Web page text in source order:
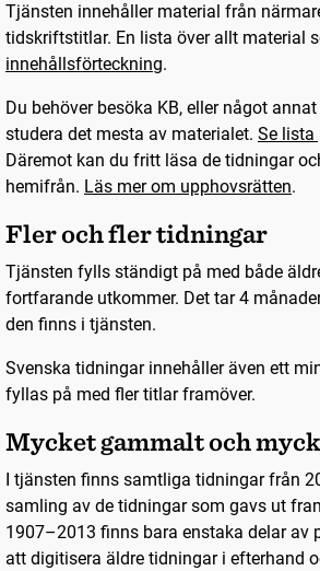
Tjänsten innehåller material från
tidskriftstitlar. En lista över allt material
innehållsförteckning.
Du behöver besöka KB, eller något
studera det mesta av materialet. Se lista
Däremot kan du fritt läsa de tidningar
hemifrån. Läs mer om upphovsrätten.
Fler och fler tidningar
Tjänsten fylls ständigt på med både
fortfarande utkommer. Det tar 4
den finns i tjänsten.
Svenska tidningar innehåller även ett
fyllas på med fler titlar framöver.
Mycket gammalt och
I tjänsten finns samtliga tidningar från
samling av de tidningar som gavs ut
1907–2013 finns bara enstaka delar av
att digitisera äldre tidningar i efterhand